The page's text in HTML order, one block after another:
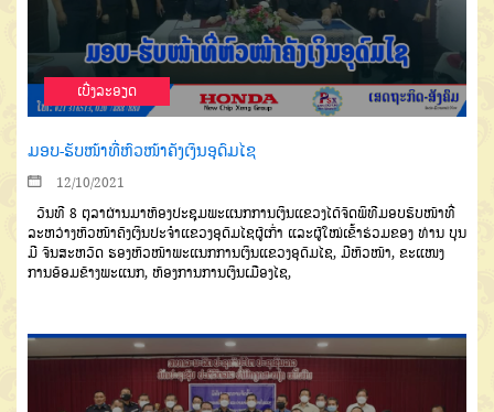
ເບີ່ງລະອຽດ
ມອບ-ຮັບໜ້າທີ່ຫົວໜ້າຄັງເງິນອຸດົມໄຊ
12/10/2021
ວັນທີ 8 ຕຸລາຜ່ານມາຫ້ອງປະຊຸມພະແນກການເງິນແຂວງໄດ້ຈັດພິທີມອບຮັບໜ້າທີ່
ລະຫວ່າງຫົວໜ້າຄັງເງິນປະຈຳແຂວງອຸດົມໄຊຜູ້ເກົ່າ ແລະຜູ້ໃໝ່ເຂົ້າຮ່ວມຂອງ ທ່ານ ບຸນ
ມີ ຈັນສະຫວັດ ຮອງຫົວໜ້າພະແນກການເງິນແຂວງອຸດົມໄຊ, ມີຫົວໜ້າ, ຂະແໜງ
ການອ້ອມຂ້າງພະແນກ, ຫ້ອງການການເງິນເມືອງໄຊ,